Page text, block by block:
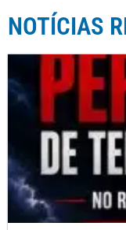
NOTÍCIAS